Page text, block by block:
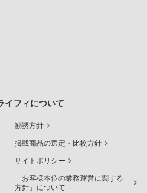
イフィについて
勧誘方針
掲載商品の選定・比較方針
サイトポリシー
「お客様本位の業務運営に関する
方針」について